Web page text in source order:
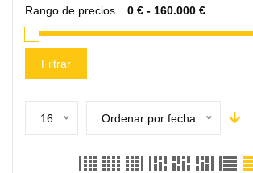
Rango de precios
Filtrar
16 Ordenar por fecha